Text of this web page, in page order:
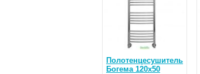
Полотенцесушитель
Богема 120x50